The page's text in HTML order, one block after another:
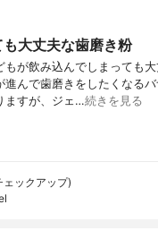
大丈夫な歯磨き粉
もが飲み込んでしまっても
進んで歯磨きをしたくなる
ますが、ジェ…続きを見る
ックアップ)